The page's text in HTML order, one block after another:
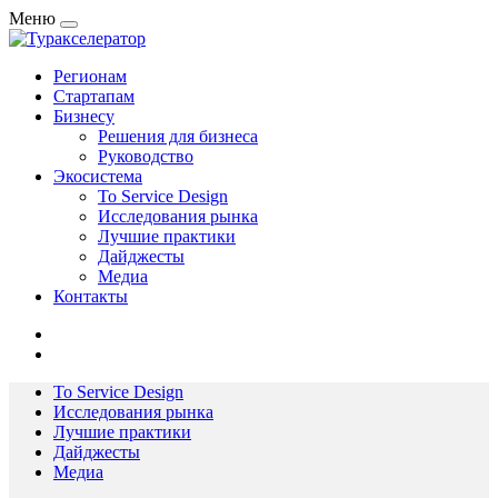
Меню
Регионам
Стартапам
Бизнесу
Решения для бизнеса
Руководство
Экосистема
To Service Design
Исследования рынка
Лучшие практики
Дайджесты
Медиа
Контакты
To Service Design
Исследования рынка
Лучшие практики
Дайджесты
Медиа